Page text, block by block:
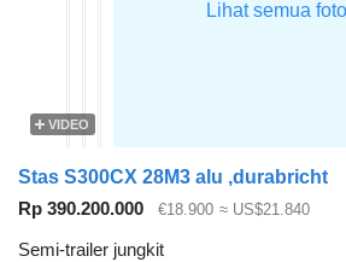
VIDEO
Stas S300CX 28M3 alu ,durabricht
Rp 390.200.000
€18.900 ≈ US$21.840
Semi-trailer jungkit